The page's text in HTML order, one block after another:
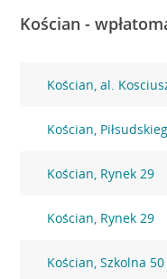
Kościan -
Kościan, al.
Kościan,
Kościan, Rynek 29
Kościan, Rynek 29
Kościan, Szkolna 50